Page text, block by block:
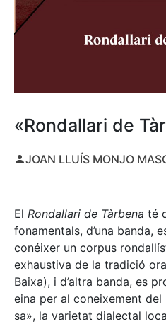
«Rondallari de
JOAN LLUÍS MONJO
El Rondallari de Tàrbena té
fonamentals, d’una banda,
conéixer un corpus
exhaustiva de la tradició
Baixa), i d’altra banda, es
eina per al coneixement
sa», la varietat dialectal